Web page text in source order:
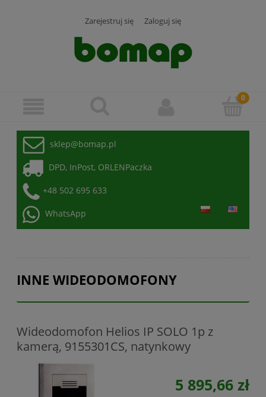
Zarejestruj się Zaloguj się
sklep@bomap.pl
DPD, InPost, ORLENPaczka
+48 502 695 633
WhatsApp
INNE WIDEODOMOFONY
Wideodomofon Helios IP SOLO 1p z
kamerą, 9155301CS, natynkowy
5 895,66 zł